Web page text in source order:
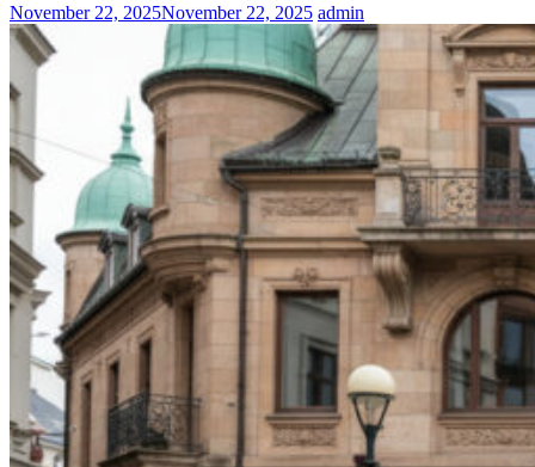
November 22, 2025November 22, 2025 admin